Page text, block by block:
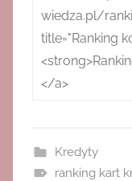
Kredyty
ranking kart